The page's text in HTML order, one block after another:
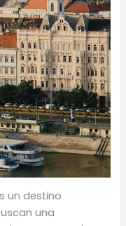
un destino
una